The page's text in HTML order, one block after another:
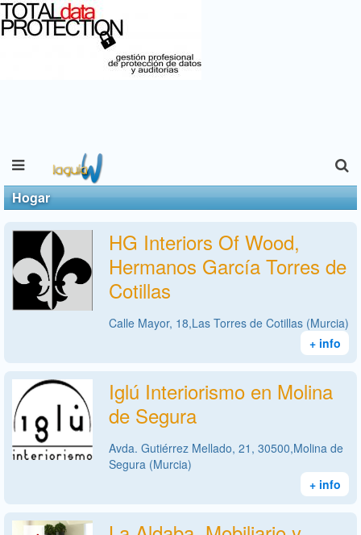
Hogar
HG Interiors Of Wood,
Hermanos García Torres de
Cotillas
Calle Mayor, 18,Las Torres de Cotillas (Murcia)
+ info
Iglú Interiorismo en Molina
de Segura
Avda. Gutiérrez Mellado, 21, 30500,Molina de
Segura (Murcia)
+ info